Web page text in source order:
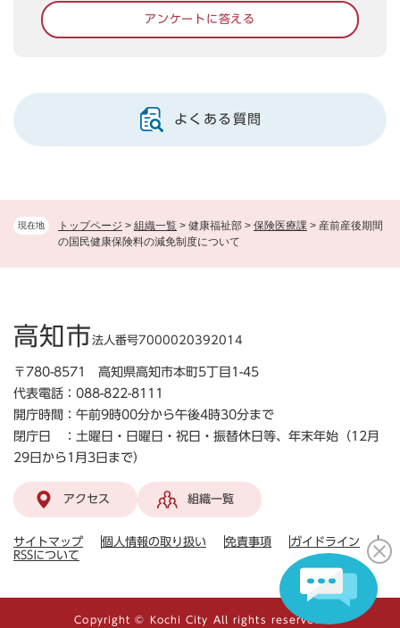
現在地 トップページ > 組織一覧 > 健康福祉部 > 保険医療課 > 産前産後期間
の国民健康保険料の減免制度について
アンケートに答える
よくある質問
高知市法人番号7000020392014
〒780-8571 高知県高知市本町5丁目1-45
代表電話：088-822-8111
開庁時間：午前9時00分から午後4時30分まで
閉庁日 ：土曜日・日曜日・祝日・振替休日等、年末年始（12月
29日から1月3日まで）
アクセス 組織一覧
サイトマップ 個人情報の取り扱い 免責事項
ガイドライン
RSSについて
Copyright © Kochi City All rights reserved.